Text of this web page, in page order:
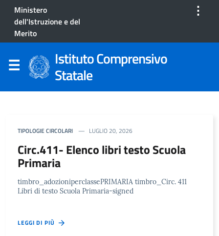
Ministero
dell'Istruzione e del
Merito
⋮
Istituto Comprensivo
Statale
TIPOLOGIE CIRCOLARI LUGLIO 20, 2026
Circ.411- Elenco libri testo Scuola
Primaria
timbro_adozioniperclassePRIMARIA timbro_Circ. 411
Libri di testo Scuola Primaria-signed
LEGGI DI PIÙ